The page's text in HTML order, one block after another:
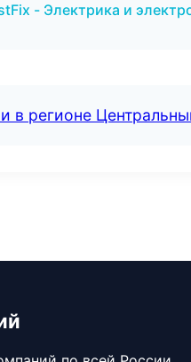
- Электрика и
в регионе